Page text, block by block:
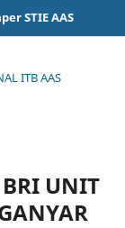
STIE AAS
ITB AAS
UNIT